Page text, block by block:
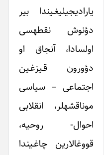
یارادیجیلیغـیندا بیر
دؤنوش نقطه‎سی
دؤورون قـیزغـین
اجتماعی – سیاسی
موناقشه‎لر، انقلابی
احوال- روحیه،
قووغالارین چاغـیندا